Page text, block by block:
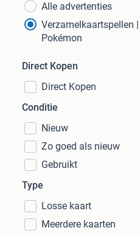
Alle advertenties
Verzamelkaartspellen |
Pokémon
Direct Kopen
Direct Kopen
Conditie
Nieuw
Zo goed als nieuw
Gebruikt
Type
Losse kaart
Meerdere kaarten